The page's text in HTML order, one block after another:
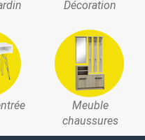
Décoration
Meuble
chaussures